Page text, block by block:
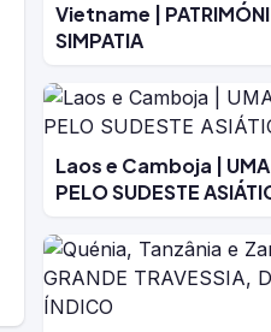
Vietname |
SIMPATIA
Laos e Camboja | UMA
PELO SUDESTE